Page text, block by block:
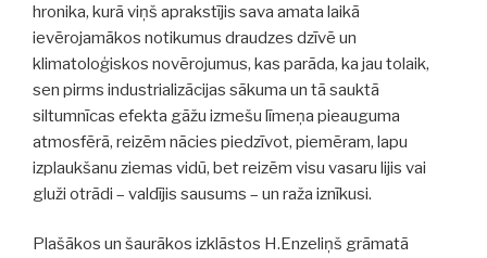
hronika, kurā viņš aprakstījis sava amata laikā
ievērojamākos notikumus draudzes dzīvē un
klimatoloģiskos novērojumus, kas parāda, ka jau tolaik,
sen pirms industrializācijas sākuma un tā sauktā
siltumnīcas efekta gāžu izmešu līmeņa pieauguma
atmosfērā, reizēm nācies piedzīvot, piemēram, lapu
izplaukšanu ziemas vidū, bet reizēm visu vasaru lijis vai
gluži otrādi – valdījis sausums – un raža iznīkusi.
Plašākos un šaurākos izklāstos H.Enzeliņš grāmatā